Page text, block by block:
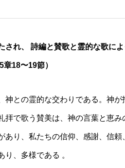
され、 詩編と賛歌と霊的な歌に
章18〜19節）
神との霊的な交わりである。神
拝で歌う賛美は、神の言葉と恵
あり、私たちの信仰、感謝、信
り、多様である 。